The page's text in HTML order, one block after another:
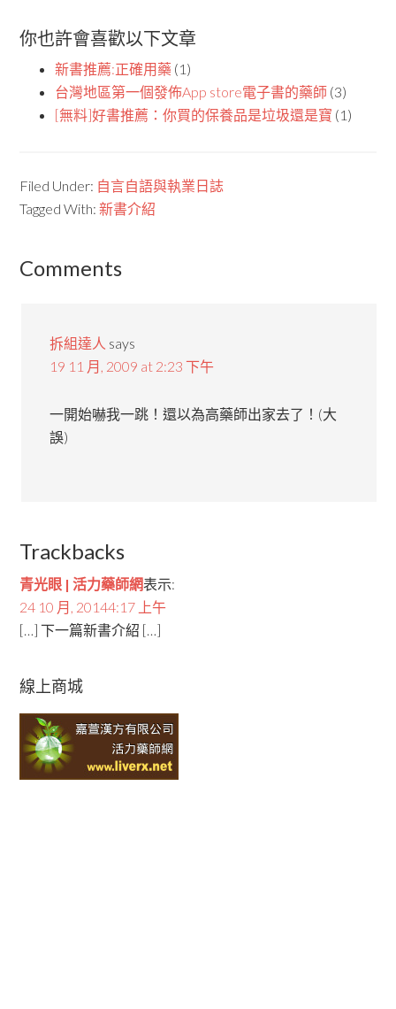
你也許會喜歡以下文章
新書推薦:正確用藥 (1)
台灣地區第一個發佈App store電子書的藥師 (3)
[無料]好書推薦：你買的保養品是垃圾還是寶 (1)
Filed Under: 自言自語與執業日誌
Tagged With:新書介紹
Comments
拆組達人 says
19 11 月, 2009 at 2:23 下午
一開始嚇我一跳！還以為高藥師出家去了！(大
誤)
Trackbacks
青光眼 | 活力藥師網表示:
24 10 月, 20144:17 上午
[…] 下一篇新書介紹 […]
線上商城